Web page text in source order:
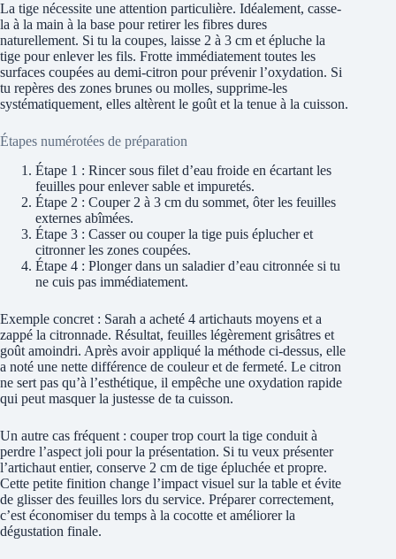
La tige nécessite une attention particulière. Idéalement, casse-
la à la main à la base pour retirer les fibres dures
naturellement. Si tu la coupes, laisse 2 à 3 cm et épluche la
tige pour enlever les fils. Frotte immédiatement toutes les
surfaces coupées au demi-citron pour prévenir l’oxydation. Si
tu repères des zones brunes ou molles, supprime-les
systématiquement, elles altèrent le goût et la tenue à la cuisson.
Étapes numérotées de préparation
Étape 1 : Rincer sous filet d’eau froide en écartant les
feuilles pour enlever sable et impuretés.
Étape 2 : Couper 2 à 3 cm du sommet, ôter les feuilles
externes abîmées.
Étape 3 : Casser ou couper la tige puis éplucher et
citronner les zones coupées.
Étape 4 : Plonger dans un saladier d’eau citronnée si tu
ne cuis pas immédiatement.
Exemple concret : Sarah a acheté 4 artichauts moyens et a
zappé la citronnade. Résultat, feuilles légèrement grisâtres et
goût amoindri. Après avoir appliqué la méthode ci-dessus, elle
a noté une nette différence de couleur et de fermeté. Le citron
ne sert pas qu’à l’esthétique, il empêche une oxydation rapide
qui peut masquer la justesse de ta cuisson.
Un autre cas fréquent : couper trop court la tige conduit à
perdre l’aspect joli pour la présentation. Si tu veux présenter
l’artichaut entier, conserve 2 cm de tige épluchée et propre.
Cette petite finition change l’impact visuel sur la table et évite
de glisser des feuilles lors du service. Préparer correctement,
c’est économiser du temps à la cocotte et améliorer la
dégustation finale.